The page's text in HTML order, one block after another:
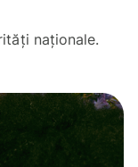
naționale.